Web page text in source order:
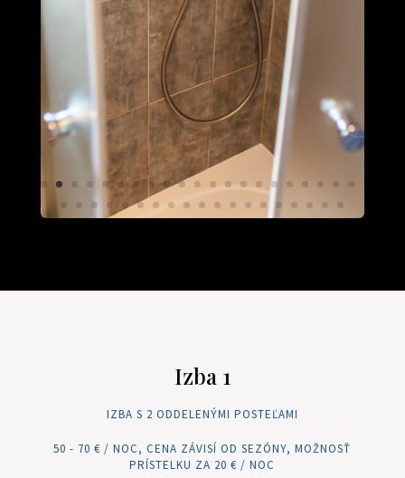
Izba 1
IZBA S 2 ODDELENÝMI POSTEĽAMI
50 - 70 € / NOC, CENA ZÁVISÍ OD SEZÓNY, MOŽNOSŤ
PRÍSTELKU ZA 20 € / NOC